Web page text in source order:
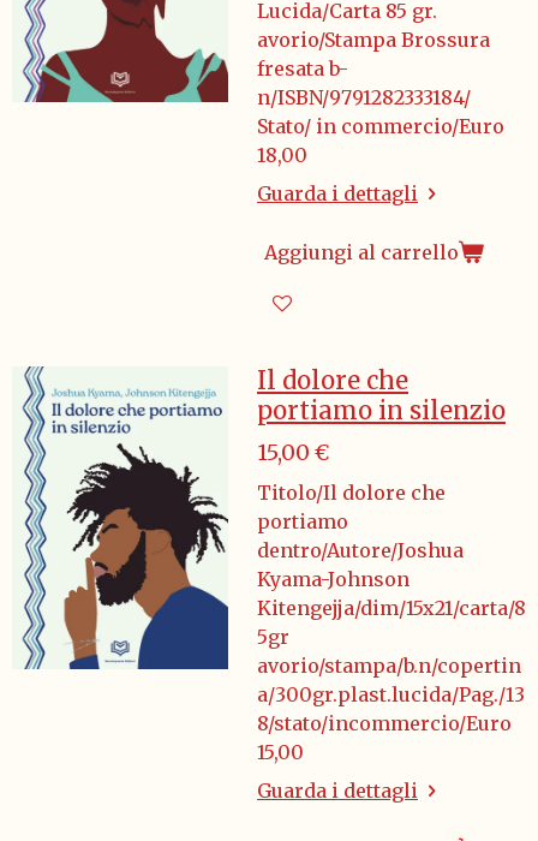
Lucida/Carta 85 gr.
avorio/Stampa Brossura
fresata b-
n/ISBN/9791282333184/
Stato/ in commercio/Euro
18,00
Guarda i dettagli
Aggiungi al carrello
Il dolore che
portiamo in silenzio
15,00 €
Titolo/Il dolore che
portiamo
dentro/Autore/Joshua
Kyama-Johnson
Kitengejja/dim/15x21/carta/8
5gr
avorio/stampa/b.n/copertin
a/300gr.plast.lucida/Pag./13
8/stato/incommercio/Euro
15,00
Guarda i dettagli